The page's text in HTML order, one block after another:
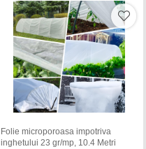
Folie microporoasa impotriva
inghetului 23 gr/mp, 10.4 Metri